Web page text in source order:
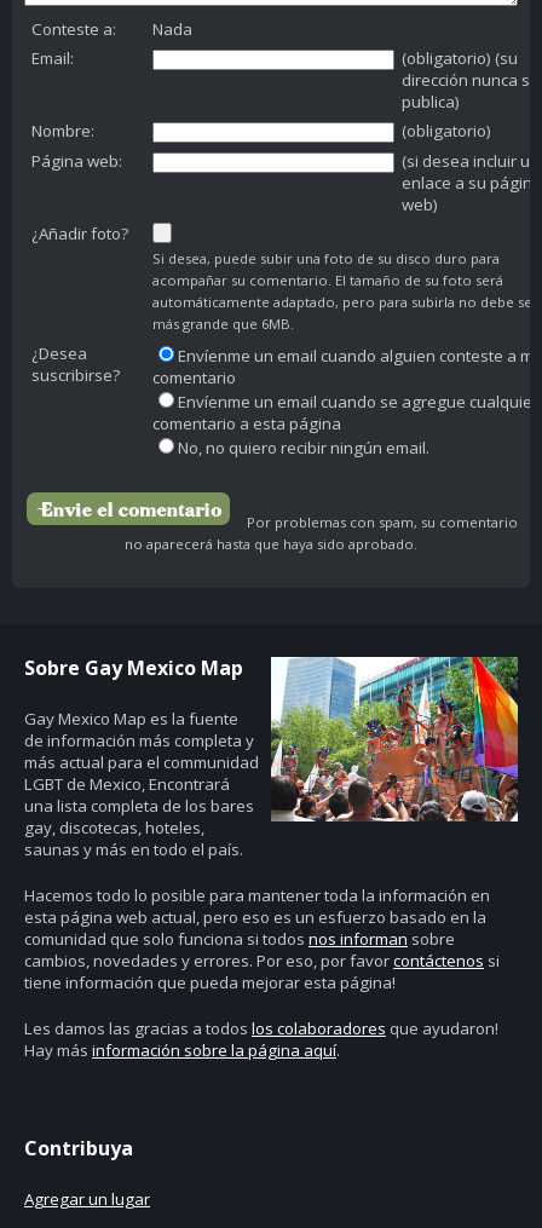
Conteste a:
Nada
Email:
(obligatorio) (su
dirección nunca se
publica)
Nombre:
(obligatorio)
Página web:
(si desea incluir un
enlace a su página
web)
¿Añadir foto?
Si desea, puede subir una foto de su disco duro para
acompañar su comentario. El tamaño de su foto será
automáticamente adaptado, pero para subirla no debe ser
más grande que 6MB.
¿Desea
suscribirse?
Envíenme un email cuando alguien conteste a mi
comentario
Envíenme un email cuando se agregue cualquier
comentario a esta página
No, no quiero recibir ningún email.
Por problemas con spam, su comentario
no aparecerá hasta que haya sido aprobado.
Sobre Gay Mexico Map
Gay Mexico Map es la fuente
de información más completa y
más actual para el communidad
LGBT de Mexico, Encontrará
una lista completa de los bares
gay, discotecas, hoteles,
saunas y más en todo el país.
Hacemos todo lo posible para mantener toda la información en
esta página web actual, pero eso es un esfuerzo basado en la
comunidad que solo funciona si todos nos informan sobre
cambios, novedades y errores. Por eso, por favorcontáctenos si
tiene información que pueda mejorar esta página!
Les damos las gracias a todos los colaboradores que ayudaron!
Hay más información sobre la página aquí.
Contribuya
Agregar un lugar